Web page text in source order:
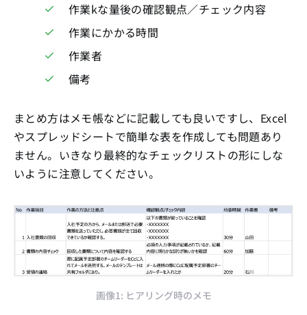
作業kな量後の確認観点／チェック内容
作業にかかる時間
作業者
備考
まとめ方はメモ帳などに記載しても良いですし、Excel
やスプレッドシートで簡単な表を作成しても問題あり
ません。いきなり最終的なチェックリストの形にしな
いように注意してください。
画像1: ヒアリング時のメモ